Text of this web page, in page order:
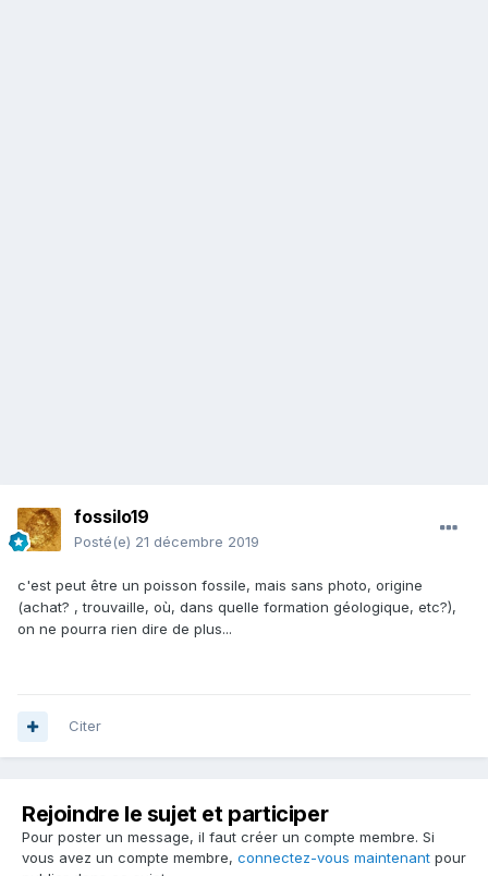
fossilo19
Posté(e) 21 décembre 2019
c'est peut être un poisson fossile, mais sans photo, origine
(achat? , trouvaille, où, dans quelle formation géologique, etc?),
on ne pourra rien dire de plus...
Citer
Rejoindre le sujet et participer
Pour poster un message, il faut créer un compte membre. Si
vous avez un compte membre, connectez-vous maintenant pour